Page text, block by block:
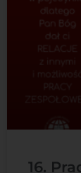
16.